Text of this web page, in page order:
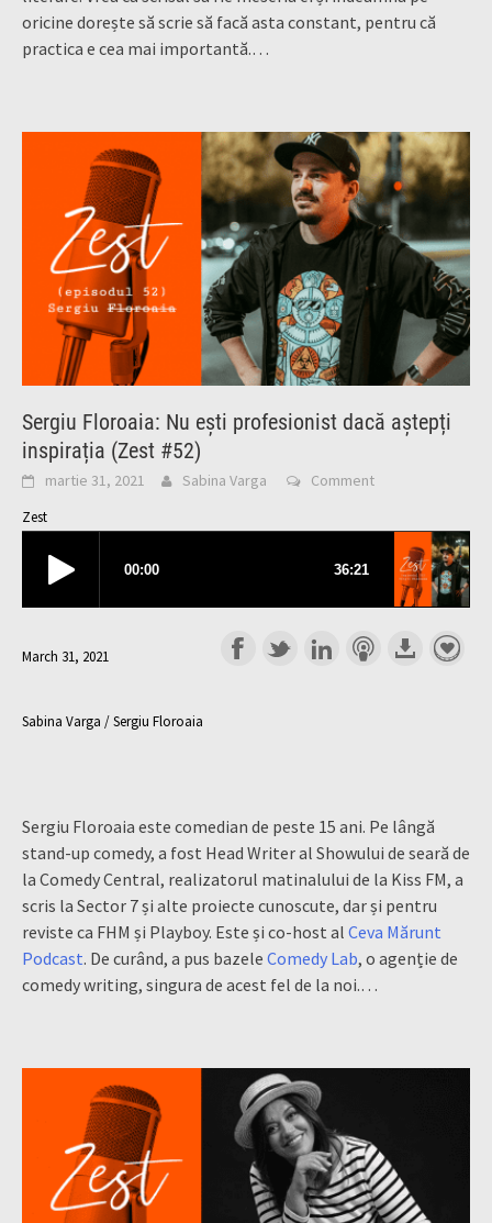
oricine dorește să scrie să facă asta constant, pentru că
practica e cea mai importantă.…
Sergiu Floroaia: Nu ești profesionist dacă aștepți
inspirația (Zest #52)
martie 31, 2021 Sabina Varga Comment
Zest
March 31, 2021
Sabina Varga / Sergiu Floroaia
Sergiu Floroaia este comedian de peste 15 ani. Pe lângă
stand-up comedy, a fost Head Writer al Showului de seară de
la Comedy Central, realizatorul matinalului de la Kiss FM, a
scris la Sector 7 și alte proiecte cunoscute, dar și pentru
reviste ca FHM și Playboy. Este și co-host al Ceva Mărunt
Podcast. De curând, a pus bazele Comedy Lab, o agenție de
comedy writing, singura de acest fel de la noi.…